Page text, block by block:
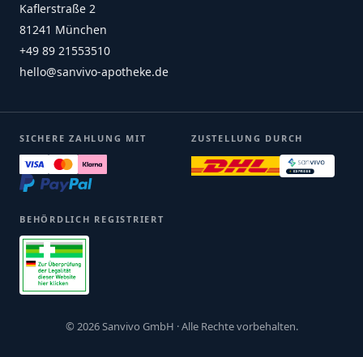
Kaflerstraße 2
81241 München
+49 89 21553510
hello@sanvivo-apotheke.de
SICHERE ZAHLUNG MIT ZUSTELLUNG DURCH
BEHÖRDLICH REGISTRIERT
© 2026 Sanvivo GmbH · Alle Rechte vorbehalten.